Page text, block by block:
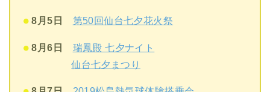
8月5日 第50回仙台七夕花火祭
8月6日
瑞鳳殿 七夕ナイト
仙台七夕まつり